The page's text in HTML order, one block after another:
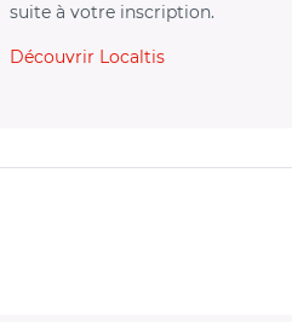
suite à votre inscription.
Découvrir Localtis